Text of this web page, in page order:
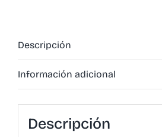
Descripción
Información adicional
Descripción